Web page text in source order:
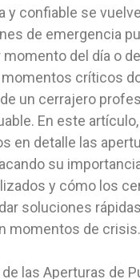
y confiable se
de emergencia
del día o
críticos
un cerrajero
En este artículo,
en detalle las
su
y cómo los
soluciones
momentos de crisis.
las Aperturas de